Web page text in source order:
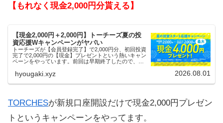
【もれなく現金2,000円分貰える】
【現金2,000円＋2,000円】トーチーズ夏の投
資応援Wキャンペーンがヤバい
トーチーズが【会員登録完了】で2,000円分、初回投資
完了で2,000円の【現金】プレゼントという熱いキャン
ペーンをやっています。前回は早期終了したので、使
hyougaki.xyz 2026.08.01
TORCHESが新規口座開設だけで現金2,000円プレゼン
トというキャンペーンをやってます。